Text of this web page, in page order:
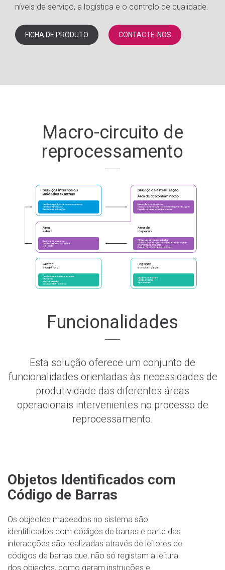
níveis de serviço, a logística e o controlo de qualidade.
FICHA DE PRODUTO CONTACTE-NOS
Macro-circuito de
reprocessamento
Funcionalidades
Esta solução oferece um conjunto de
funcionalidades orientadas às necessidades de
produtividade das diferentes áreas
operacionais intervenientes no processo de
reprocessamento.
Objetos Identificados com
Código de Barras
Os objectos mapeados no sistema são
identificados com códigos de barras e parte das
interacções são realizadas através de leitores de
códigos de barras que, não só registam a leitura
dos objectos, como geram instruções e